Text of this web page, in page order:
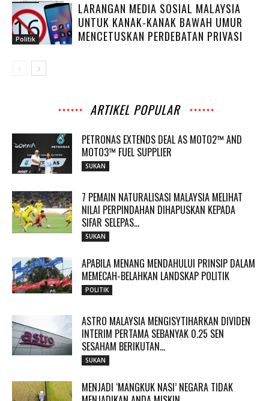
Politik
LARANGAN MEDIA SOSIAL MALAYSIA
UNTUK KANAK-KANAK BAWAH UMUR
MENCETUSKAN PERDEBATAN PRIVASI
ARTIKEL POPULAR
PETRONAS EXTENDS DEAL AS MOTO2™ AND
MOTO3™ FUEL SUPPLIER
SUKAN
7 PEMAIN NATURALISASI MALAYSIA MELIHAT
NILAI PERPINDAHAN DIHAPUSKAN KEPADA
SIFAR SELEPAS...
SUKAN
APABILA MENANG MENDAHULUI PRINSIP DALAM
MEMECAH-BELAHKAN LANDSKAP POLITIK
POLITIK
ASTRO MALAYSIA MENGISYTIHARKAN DIVIDEN
INTERIM PERTAMA SEBANYAK 0.25 SEN
SESAHAM BERIKUTAN...
SUKAN
MENJADI ‘MANGKUK NASI’ NEGARA TIDAK